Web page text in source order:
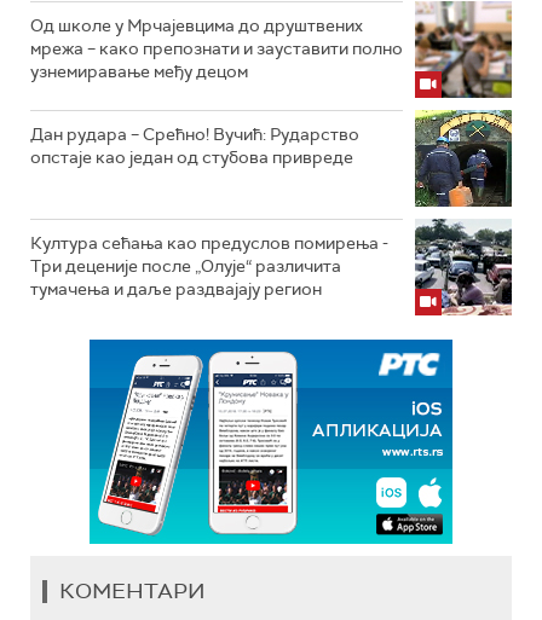
Од школе у Мрчајевцима до друштвених
мрежа – како препознати и зауставити полно
узнемиравање међу децом
Дан рудара – Срећно! Вучић: Рударство
опстаје као један од стубова привреде
Култура сећања као предуслов помирења ­-
Три деценије после „Олује“ различита
тумачења и даље раздвајају регион
КОМЕНТАРИ